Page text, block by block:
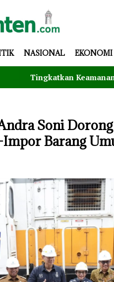
NASIONAL EKONOMI
Keamanan dan
Soni
Barang